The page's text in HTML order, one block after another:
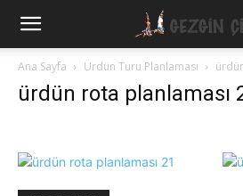
Gezgin
Çift
Ana Sayfa Ürdün Turu Planlaması
ürdün rota planlaması